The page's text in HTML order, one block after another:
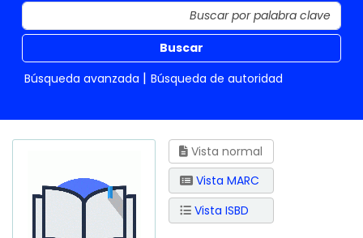
Buscar
Búsqueda avanzada
Búsqueda de autoridad
Vista normal
Vista MARC
Vista ISBD